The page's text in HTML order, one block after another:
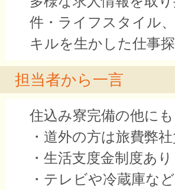
件・ライフスタイル
キルを生かした仕事
担当者から一言
住込み寮完備の他にも
・道外の方は旅費弊
・生活支度金制度あり
・テレビや冷蔵庫な